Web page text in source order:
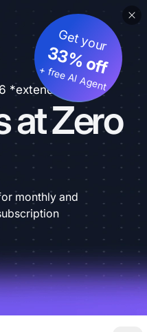
*extended
at Zero
Get your
33% off
+ free AI Agent
monthly and